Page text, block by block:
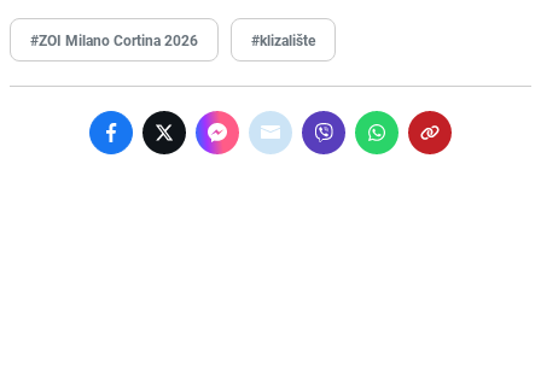
#ZOI Milano Cortina 2026 #klizalište